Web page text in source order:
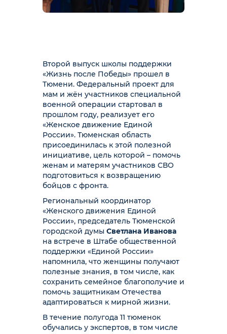
Второй выпуск школы поддержки
«Жизнь после Победы» прошел в
Тюмени. Федеральный проект для
мам и жён участников специальной
военной операции стартовал в
прошлом году, реализует его
«Женское движение Единой
России». Тюменская область
присоединилась к этой полезной
инициативе, цель которой – помочь
женам и матерям участников СВО
подготовиться к возвращению
бойцов с фронта.
Региональный координатор
«Женского движения Единой
России», председатель Тюменской
городской думы Светлана Иванова
на встрече в Штабе общественной
поддержки «Единой России»
напомнила, что женщины получают
полезные знания, в том числе, как
сохранить семейное благополучие и
помочь защитникам Отечества
адаптироваться к мирной жизни.
В течение полугода 11 тюменок
обучались у экспертов, в том числе